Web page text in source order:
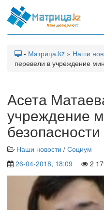
- Матрица.kz » Наши
перевели в учреждение
Асета
учреждение
безопасности
Наши новости / Социум
26-04-2018, 18:09
2